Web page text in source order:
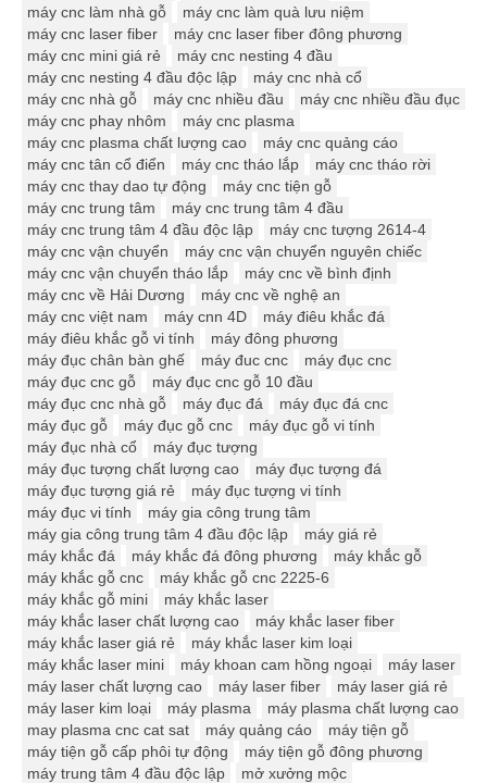
máy cnc làm nhà gỗ
máy cnc làm quà lưu niệm
máy cnc laser fiber
máy cnc laser fiber đông phương
máy cnc mini giá rẻ
máy cnc nesting 4 đầu
máy cnc nesting 4 đầu độc lập
máy cnc nhà cổ
máy cnc nhà gỗ
máy cnc nhiều đầu
máy cnc nhiều đầu đục
máy cnc phay nhôm
máy cnc plasma
máy cnc plasma chất lượng cao
máy cnc quảng cáo
máy cnc tân cổ điển
máy cnc tháo lắp
máy cnc tháo rời
máy cnc thay dao tự động
máy cnc tiện gỗ
máy cnc trung tâm
máy cnc trung tâm 4 đầu
máy cnc trung tâm 4 đầu độc lập
máy cnc tượng 2614-4
máy cnc vận chuyển
máy cnc vận chuyển nguyên chiếc
máy cnc vận chuyển tháo lắp
máy cnc về bình định
máy cnc về Hải Dương
máy cnc về nghệ an
máy cnc việt nam
máy cnn 4D
máy điêu khắc đá
máy điêu khắc gỗ vi tính
máy đông phương
máy đục chân bàn ghế
máy đuc cnc
máy đục cnc
máy đục cnc gỗ
máy đục cnc gỗ 10 đầu
máy đục cnc nhà gỗ
máy đục đá
máy đục đá cnc
máy đục gỗ
máy đục gỗ cnc
máy đục gỗ vi tính
máy đục nhà cổ
máy đục tượng
máy đục tượng chất lượng cao
máy đục tượng đá
máy đục tượng giá rẻ
máy đục tượng vi tính
máy đục vi tính
máy gia công trung tâm
máy gia công trung tâm 4 đầu độc lập
máy giá rẻ
máy khắc đá
máy khắc đá đông phương
máy khắc gỗ
máy khắc gỗ cnc
máy khắc gỗ cnc 2225-6
máy khắc gỗ mini
máy khắc laser
máy khắc laser chất lượng cao
máy khắc laser fiber
máy khắc laser giá rẻ
máy khắc laser kim loại
máy khắc laser mini
máy khoan cam hồng ngoại
máy laser
máy laser chất lượng cao
máy laser fiber
máy laser giá rẻ
máy laser kim loại
máy plasma
máy plasma chất lượng cao
may plasma cnc cat sat
máy quảng cáo
máy tiện gỗ
máy tiện gỗ cấp phôi tự động
máy tiện gỗ đông phương
máy trung tâm 4 đầu độc lập
mở xưởng mộc